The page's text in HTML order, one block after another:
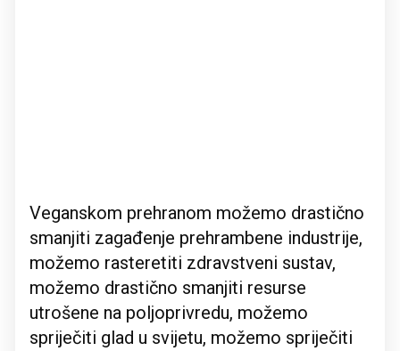
Veganskom prehranom možemo drastično
smanjiti zagađenje prehrambene industrije,
možemo rasteretiti zdravstveni sustav,
možemo drastično smanjiti resurse
utrošene na poljoprivredu, možemo
spriječiti glad u svijetu, možemo spriječiti